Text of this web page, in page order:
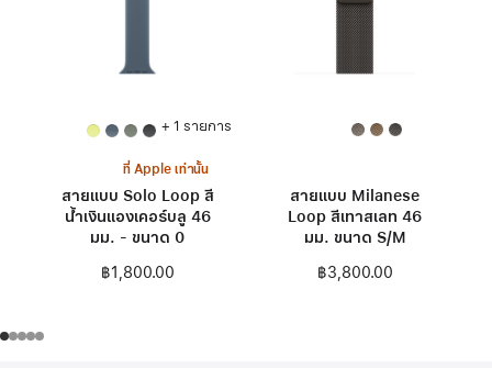
+ 1 รายการ
ที่ Apple เท่านั้น
สายแบบ Solo Loop สี
น้ำเงินแองเคอร์บลู 46
มม. - ขนาด 0
฿1,800.00
สายแบบ Milanese
Loop สีเทาสเลท 46
มม. ขนาด S/M
฿3,800.00